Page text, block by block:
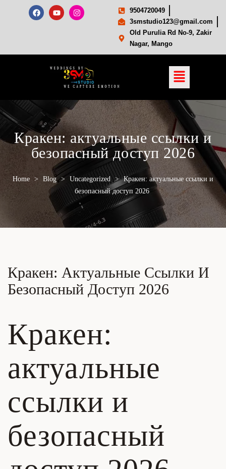
9504720049
3smstudio123@gmail.com
Old Purulia Rd No-9, Zakir
Nagar, Mango
Кракен: актуальные ссылки и
безопасный доступ 2026
Home > Blog > Uncategorized > Кракен: актуальные ссылки и
безопасный доступ 2026
Кракен: Актуальные Ссылки И
Безопасный Доступ 2026
Кракен:
актуальные
ссылки и
безопасный